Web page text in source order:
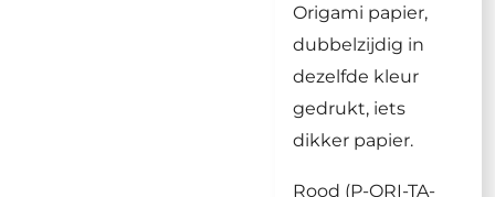
Origami papier,
dubbelzijdig in
dezelfde kleur
gedrukt, iets
dikker papier.
Rood (P-ORI-TA-